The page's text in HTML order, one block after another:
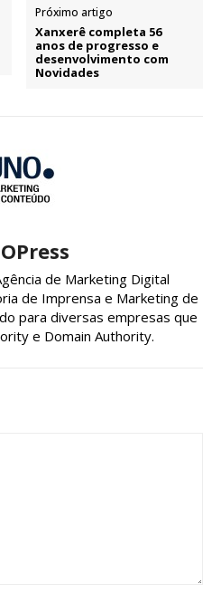
Próximo artigo
Xanxerê completa 56
anos de progresso e
desenvolvimento com
Novidades
de Marketing Digital
de Imprensa e Marketing de
para diversas empresas que
e Domain Authority.